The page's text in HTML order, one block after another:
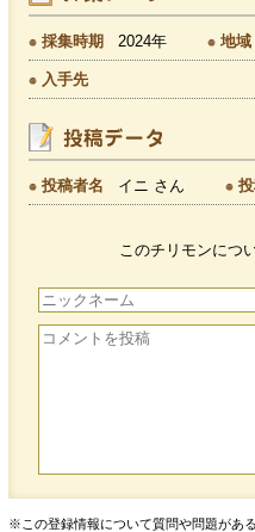
採集時期 2024年 地域
入手先
投稿者名 イニ さん
このチリモンにつ
※この登録情報について質問や問題があ